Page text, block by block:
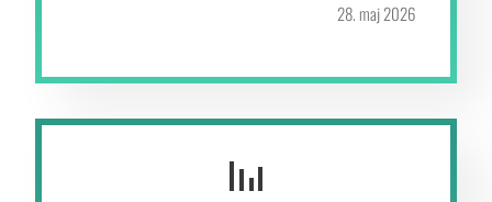
28. maj 2026